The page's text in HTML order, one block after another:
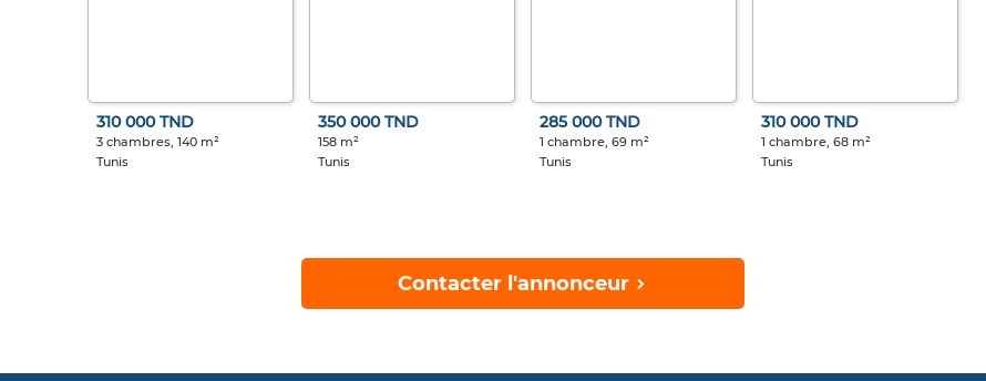
310 000 TND
3 chambres, 140 m²
Tunis
350 000 TND
158 m²
Tunis
285 000 TND
1 chambre, 69 m²
Tunis
310 000 TND
1 chambre, 68 m²
Tunis
Contacter l'annonceur